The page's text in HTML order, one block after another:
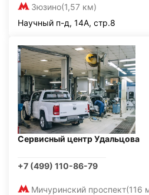
Зюзино(1,57 км)
Научный п-д, 14А, стр.8
Сервисный центр Удальцова
+7 (499) 110-86-79
Мичуринский проспект(116